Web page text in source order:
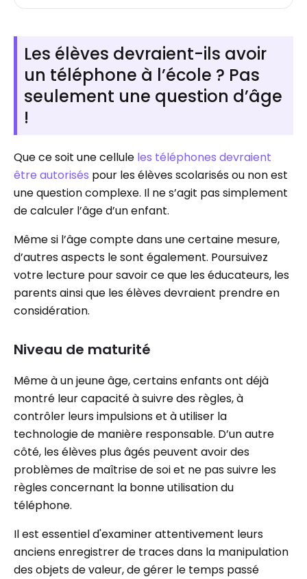
Les élèves devraient-ils avoir
un téléphone à l’école ? Pas
seulement une question d’âge
!
Que ce soit une cellule les téléphones devraient
être autorisés pour les élèves scolarisés ou non est
une question complexe. Il ne s’agit pas simplement
de calculer l’âge d’un enfant.
Même si l’âge compte dans une certaine mesure,
d’autres aspects le sont également. Poursuivez
votre lecture pour savoir ce que les éducateurs, les
parents ainsi que les élèves devraient prendre en
considération.
Niveau de maturité
Même à un jeune âge, certains enfants ont déjà
montré leur capacité à suivre des règles, à
contrôler leurs impulsions et à utiliser la
technologie de manière responsable. D’un autre
côté, les élèves plus âgés peuvent avoir des
problèmes de maîtrise de soi et ne pas suivre les
règles concernant la bonne utilisation du
téléphone.
Il est essentiel d'examiner attentivement leurs
anciens enregistrer de traces dans la manipulation
des objets de valeur, de gérer le temps passé